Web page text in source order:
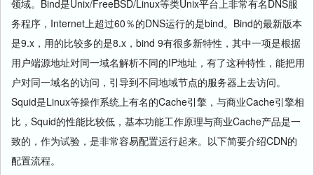
领域。Bind是Unix/FreeBSD/Linux等类Unix平台上非常有名DNS服
务程序，Internet上超过60％的DNS运行的是bind。Bind的最新版本
是9.x，用的比较多的是8.x，bind 9有很多新特性，其中一项是根据
用户端源地址对同一域名解析不同的IP地址，有了这种特性，能把用
户对同一域名的访问，引导到不同地域节点的服务器上去访问。
Squid是Linux等操作系统上有名的Cache引擎，与商业Cache引擎相
比，Squid的性能比较低，基本功能工作原理与商业Cache产品是一
致的，作为试验，是非常容易配置运行起来。以下简要介绍CDN的
配置流程。